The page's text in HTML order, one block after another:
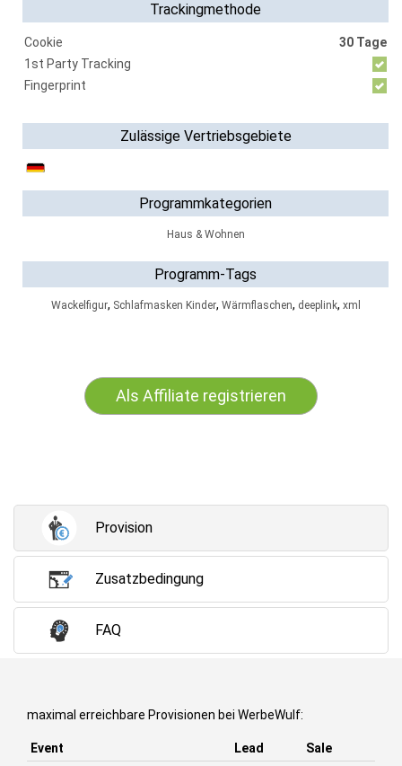
Trackingmethode
Cookie
30 Tage
1st Party Tracking
Fingerprint
Zulässige Vertriebsgebiete
Programmkategorien
Haus & Wohnen
Programm-Tags
Wackelfigur, Schlafmasken Kinder, Wärmflaschen, deeplink, xml
Als Affiliate registrieren
Provision
Zusatzbedingung
FAQ
maximal erreichbare Provisionen bei WerbeWulf:
Event Lead
Sale